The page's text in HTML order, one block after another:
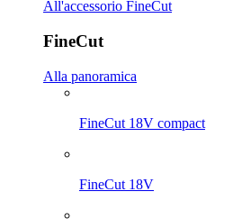
All'accessorio FineCut
FineCut
Alla panoramica
FineCut 18V compact
FineCut 18V